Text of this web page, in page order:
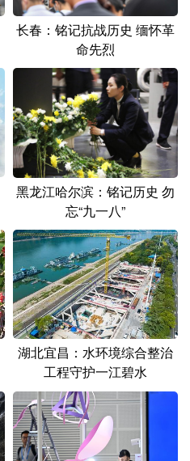
日本語 한국어
长春：铭记抗战历史 缅怀革
命先烈
黑龙江哈尔滨：铭记历史 勿
忘“九一八”
湖北宜昌：水环境综合整治
工程守护一江碧水